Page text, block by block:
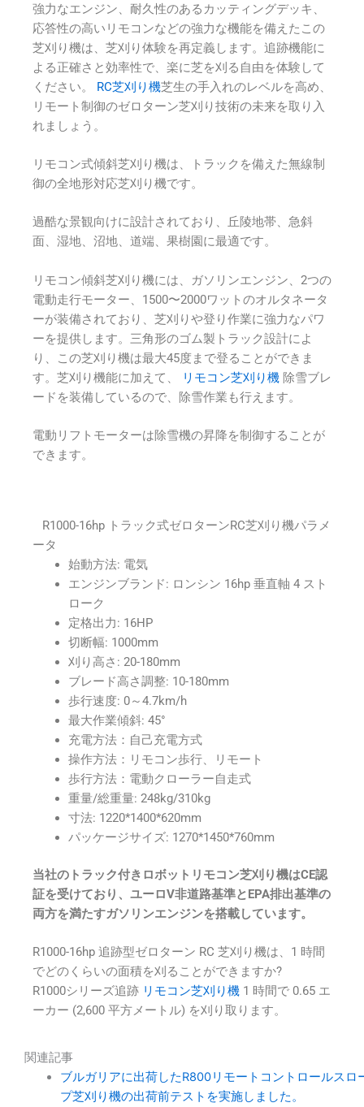
強力なエンジン、耐久性のあるカッティングデッキ、
応答性の高いリモコンなどの強力な機能を備えたこの
芝刈り機は、芝刈り体験を再定義します。追跡機能に
よる正確さと効率性で、楽に芝を刈る自由を体験して
ください。 RC芝刈り機芝生の手入れのレベルを高め、
リモート制御のゼロターン芝刈り技術の未来を取り入
れましょう。
リモコン式傾斜芝刈り機は、トラックを備えた無線制
御の全地形対応芝刈り機です。
過酷な景観向けに設計されており、丘陵地帯、急斜
面、湿地、沼地、道端、果樹園に最適です。
リモコン傾斜芝刈り機には、ガソリンエンジン、2つの
電動走行モーター、1500〜2000ワットのオルタネータ
ーが装備されており、芝刈りや登り作業に強力なパワ
ーを提供します。三角形のゴム製トラック設計によ
り、この芝刈り機は最大45度まで登ることができま
す。芝刈り機能に加えて、
リモコン芝刈り機 除雪ブレ
ードを装備しているので、除雪作業も行えます。
電動リフトモーターは除雪機の昇降を制御することが
できます。
R1000-16hp トラック式ゼロターンRC芝刈り機パラメ
ータ
始動方法: 電気
エンジンブランド: ロンシン 16hp 垂直軸 4 スト
ローク
定格出力: 16HP
切断幅: 1000mm
刈り高さ: 20-180mm
ブレード高さ調整: 10-180mm
歩行速度: 0～4.7km/h
最大作業傾斜: 45°
充電方法：自己充電方式
操作方法：リモコン歩行、リモート
歩行方法：電動クローラー自走式
重量/総重量: 248kg/310kg
寸法: 1220*1400*620mm
パッケージサイズ: 1270*1450*760mm
当社のトラック付きロボットリモコン芝刈り機はCE認
証を受けており、ユーロV非道路基準とEPA排出基準の
両方を満たすガソリンエンジンを搭載しています。
R1000-16hp 追跡型ゼロターン RC 芝刈り機は、1 時間
でどのくらいの面積を刈ることができますか?
R1000シリーズ追跡 リモコン芝刈り機 1 時間で 0.65 エ
ーカー (2,600 平方メートル) を刈り取ります。
関連記事
ブルガリアに出荷したR800リモートコントロールスロ
プ芝刈り機の出荷前テストを実施しました。